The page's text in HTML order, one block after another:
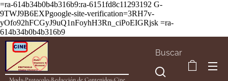
=ra-614b34b0b4b316b9:ra-6151fd8c11293192 G-
9TWJ9B6EXPgoogle-site-verification=3RH7v-
yOfo92hFCGyJ9uQ1nFoyhH3Rn_ciPoEIGRjsk =ra-
614b34b0b4b316b9
Moda-Protocolo-Redacción de Contenidos-Cine
Buscar